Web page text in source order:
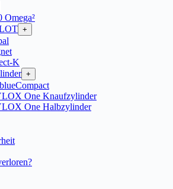
Omega²
+
K
+
One Knaufzylinder
One Halbzylinder